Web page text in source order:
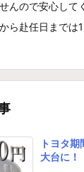
んので安心して
ら赴任日までは
トヨタ
大台に！